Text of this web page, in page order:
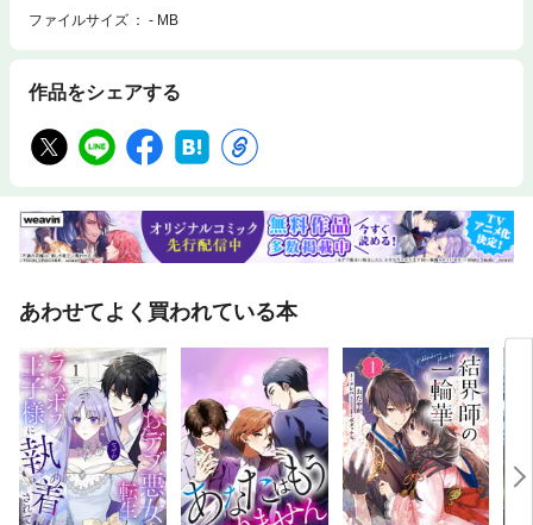
返されるフレーズ・リズム感が心地よい・眠りを連想させる言葉・未来へ
の期待や幸福感が漂う・目に浮かぶ情景が美しいそういった心身をリラッ
世界へ誘います。＜目次より＞第1章一人で眠れない夜に朗読 速水奨第2
読 大塚剛央第4章明日は、きっと幸せ朗読 江口拓也このほか、ストレ
スを遠ざける方法や、診療内科でも行われるリラクゼーション法など、手
ファイルサイズ
- MB
作品をシェアする
あわせてよく買われている本